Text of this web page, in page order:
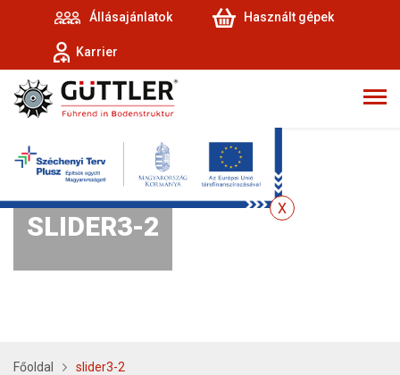
Állásajánlatok Használt gépek
Karrier
SLIDER3-2
Főoldal slider3-2